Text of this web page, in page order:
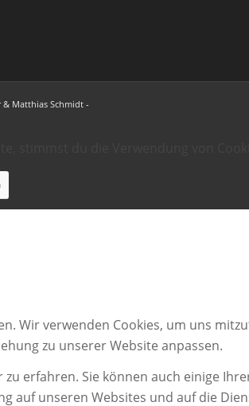
Matthias Schmidt -
Wir verwenden Cookies, um uns
zu unserer Website anpassen.
erfahren. Sie können auch einige
auf unseren Websites und auf die